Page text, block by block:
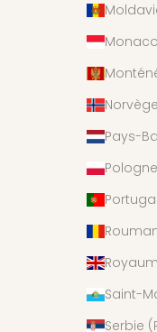
Pays-
Pologne
Saint-
Serbie